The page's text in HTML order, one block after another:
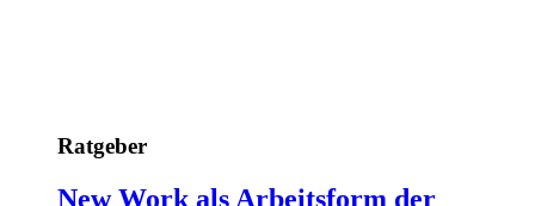
Ratgeber
New Work als Arbeitsform der